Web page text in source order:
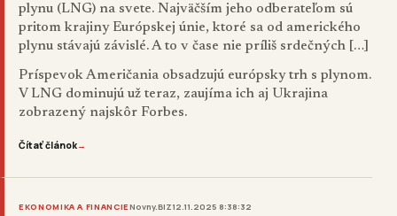
plynu (LNG) na svete. Najväčším jeho odberateľom sú
pritom krajiny Európskej únie, ktoré sa od amerického
plynu stávajú závislé. A to v čase nie príliš srdečných […]
PríspevokAmeričania obsadzujú európsky trh s plynom.
V LNG dominujú už teraz, zaujíma ich aj Ukrajina
zobrazený najskôr Forbes.
Čítať článok→
EKONOMIKA A FINANCIENovny.BIZ12.11.2025 8:38:32